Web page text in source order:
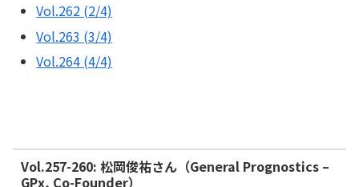
Vol.262 (2/4)
Vol.263 (3/4)
Vol.264 (4/4)
Vol.257-260: 松岡俊祐さん（General Prognostics –
GPx, Co-Founder）